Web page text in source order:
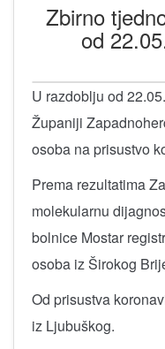
Zbirno
od
U razdoblju od
Županiji
osoba na prisustvo
Prema rezultatima
molekularnu
bolnice Mostar
osoba iz Širokog
Od prisustva
iz Ljubuškog.